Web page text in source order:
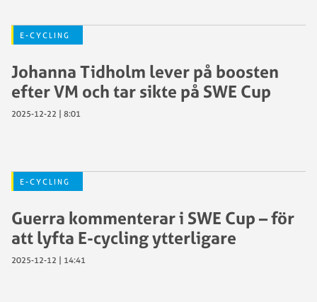
E-CYCLING
Johanna Tidholm lever på boosten
efter VM och tar sikte på SWE Cup
2025-12-22 | 8:01
E-CYCLING
Guerra kommenterar i SWE Cup – för
att lyfta E-cycling ytterligare
2025-12-12 | 14:41